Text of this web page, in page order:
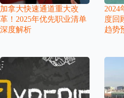
加拿大快速通道重大改
革！2025年优先职业清单
深度解析
2024
度回
趋势